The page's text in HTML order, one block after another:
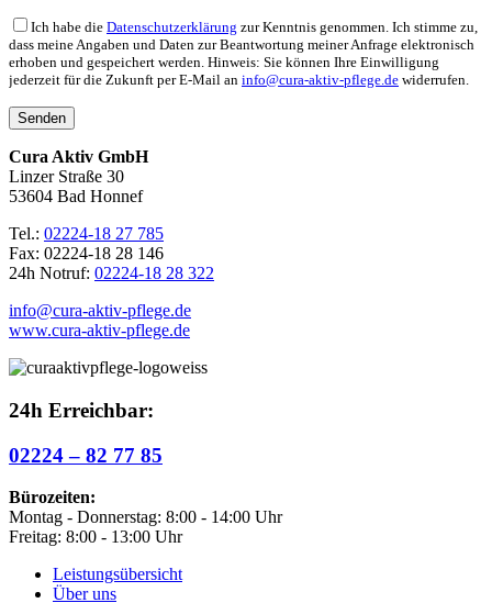
lasse
dieses
Feld
leer.
Ich habe die Datenschutzerklärung zur Kenntnis genommen. Ich stimme zu,
dass meine Angaben und Daten zur Beantwortung meiner Anfrage elektronisch
erhoben und gespeichert werden. Hinweis: Sie können Ihre Einwilligung
jederzeit für die Zukunft per E-Mail an info@cura-aktiv-pflege.de widerrufen.
Cura Aktiv GmbH
Linzer Straße 30
53604 Bad Honnef
Tel.: 02224-18 27 785
Fax: 02224-18 28 146
24h Notruf: 02224-18 28 322
info@cura-aktiv-pflege.de
www.cura-aktiv-pflege.de
24h Erreichbar:
02224 – 82 77 85
Bürozeiten:
Montag - Donnerstag: 8:00 - 14:00 Uhr
Freitag: 8:00 - 13:00 Uhr
Leistungsübersicht
Über uns